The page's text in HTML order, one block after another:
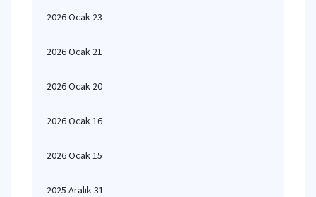
2026 Ocak 23
2026 Ocak 21
2026 Ocak 20
2026 Ocak 16
2026 Ocak 15
2025 Aralık 31